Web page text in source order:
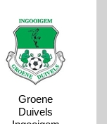
Groene
Duivels